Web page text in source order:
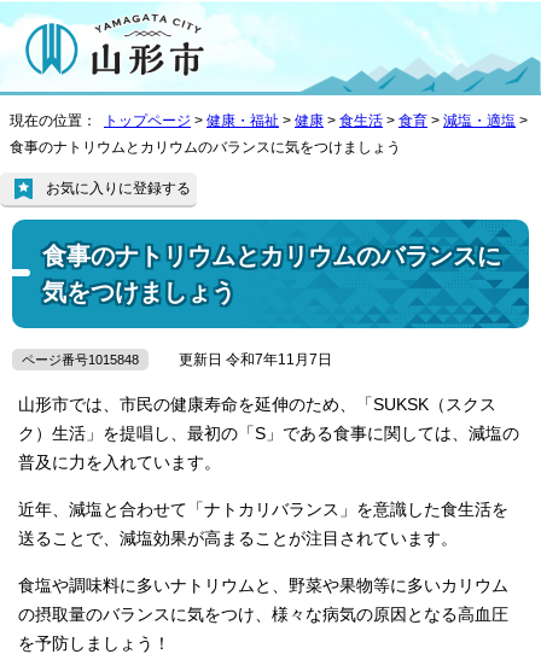
現在の位置： トップページ > 健康・福祉 > 健康 > 食生活 > 食育 > 減塩・適塩 >
食事のナトリウムとカリウムのバランスに気をつけましょう
食事のナトリウムとカリウムのバランスに
気をつけましょう
お気に入りに登録する
ページ番号1015848 更新日 令和7年11月7日
山形市では、市民の健康寿命を延伸のため、「SUKSK（スクス
ク）生活」を提唱し、最初の「S」である食事に関しては、減塩の
普及に力を入れています。
近年、減塩と合わせて「ナトカリバランス」を意識した食生活を
送ることで、減塩効果が高まることが注目されています。
食塩や調味料に多いナトリウムと、野菜や果物等に多いカリウム
の摂取量のバランスに気をつけ、様々な病気の原因となる高血圧
を予防しましょう！